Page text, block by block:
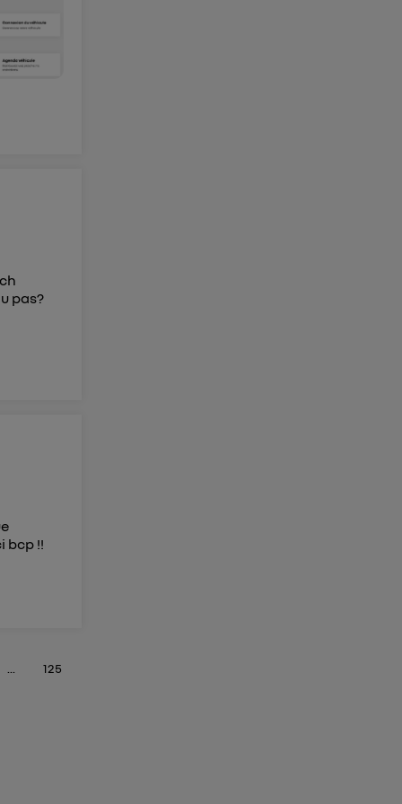
pas?
bcp !!
125